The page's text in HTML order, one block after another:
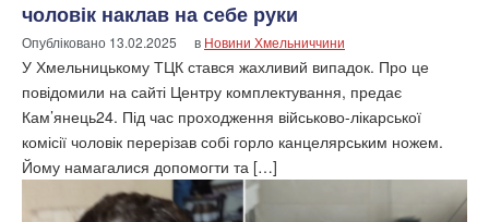
чоловік наклав на себе руки
Опубліковано 13.02.2025 в Новини Хмельниччини
У Хмельницькому ТЦК стався жахливий випадок. Про це
повідомили на сайті Центру комплектування, предає
Кам’янець24. Під час проходження військово-лікарської
комісії чоловік перерізав собі горло канцелярським ножем.
Йому намагалися допомогти та […]